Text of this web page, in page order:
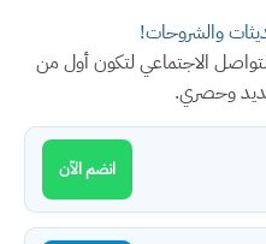
والشروحات!
الاجتماعي لتكون أول من
وحصري.
انضم الآن